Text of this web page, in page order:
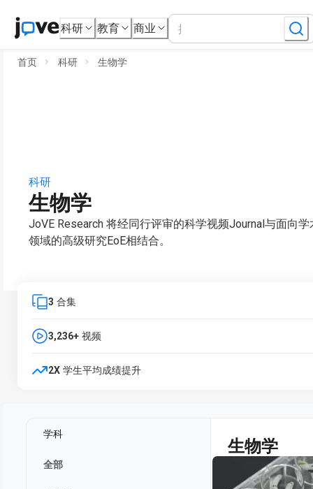
科研 教育 商业
首页 科研 生物学
科研
生物学
JoVE Research 将经同行评审的科学视频Journal与面向
领域的高级研究EoE相结合。
3 合集
3,236+ 视频
2X 学生平均成绩提升
学科
全部
生物学